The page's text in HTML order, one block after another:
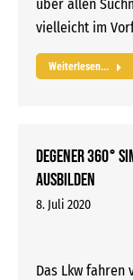
über allen
vielleicht im
Weiterlesen...
DEGENER 360°
ausbilden
8. Juli 2020
Das Lkw fahren